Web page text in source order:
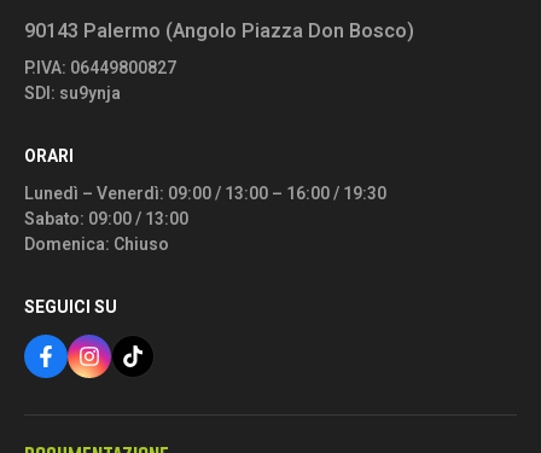
90143 Palermo (Angolo Piazza Don Bosco)
P.IVA: 06449800827
SDI: su9ynja
ORARI
Lunedì – Venerdì: 09:00 / 13:00 – 16:00 / 19:30
Sabato: 09:00 / 13:00
Domenica: Chiuso
SEGUICI SU